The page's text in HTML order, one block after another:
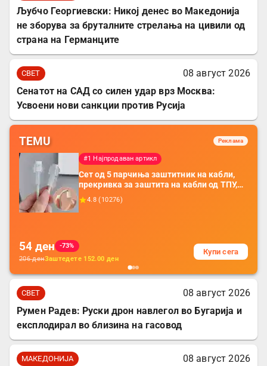
Љубчо Георгиевски: Никој денес во Македонија
не зборува за бруталните стрелања на цивили од
страна на Германците
СВЕТ
08 август 2026
Сенатот на САД со силен удар врз Москва:
Усвоени нови санкции против Русија
TEMU Реклама
#1 Најпродаван артикл
Сет од 5 парчиња заштитник на кабли,
прекривка за заштита на кабли од ТПУ,
додатоци за заштита на кабли, без
батерија, за мобилни телефони, комплет
4.8 (10276)
54 ден
-73%
206денЗаштедете 152.00 ден
Купи сега
СВЕТ
08 август 2026
Румен Радев: Руски дрон навлегол во Бугарија и
експлодирал во близина на гасовод
МАКЕДОНИЈА 08 август 2026